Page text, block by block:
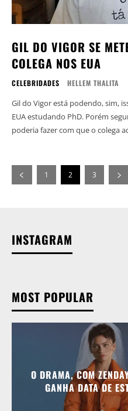
GIL DO VIGOR SE
COLEGA NOS EUA
CELEBRIDADES HELLEM THALITA
Gil do Vigor está podendo, sim,
EUA estudando PhD. Porém
poderia fazer com que o colega
1 2 3
INSTAGRAM
MOST POPULAR
O DRAMA, COM
GANHA DATA DE